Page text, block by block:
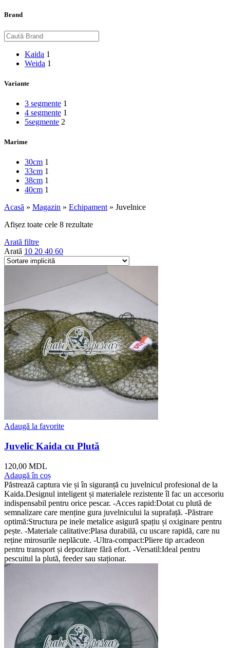
Brand
Kaida 1
Weida 1
Variante
3 segmente 1
4 segmente 1
5segmente 2
Marime
30cm 1
33cm 1
38cm 1
40cm 1
Acasă » Magazin » Echipament » Juvelnice
Afișez toate cele 8 rezultate
Arată filtre
Arată 10 20 40 60
Adaugă la favorite
Juvelic Kaida cu Plută
120,00 MDL
Adaugă în coș
Păstrează captura vie și în siguranță cu juvelnicul profesional de la
Kaida.Designul inteligent și materialele rezistente îl fac un accesoriu
indispensabil pentru orice pescar. -Acces rapid:Dotat cu plută de
semnalizare care menține gura juvelnicului la suprafață. -Păstrare
optimă:Structura pe inele metalice asigură spațiu și oxiginare pentru
pește. -Materiale calitative:Plasa durabilă, cu uscare rapidă, care nu
reține mirosurile neplăcute. -Ultra-compact:Pliere tip arcadeon
pentru transport și depozitare fără efort. -Versatil:Ideal pentru
pescuitul la plută, feeder sau staționar.